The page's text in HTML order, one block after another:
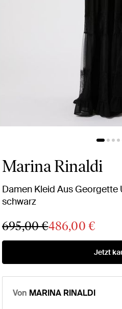
Marina Rinaldi
Damen Kleid Aus Georgette
schwarz
695,00 €486,00 €
Jetzt
Von MARINA RINALDI